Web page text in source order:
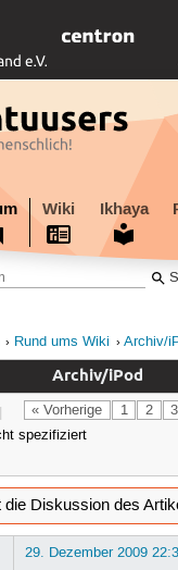
Wiki Ikhaya
Rund ums Wiki Archiv/
Archiv/iPod
« Vorherige 1 2 3
|
spezifiziert
Diskussion des
29. Dezember 2009